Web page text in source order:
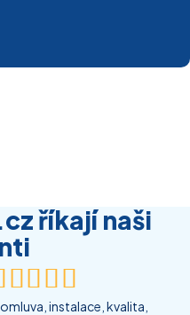
říkají naši

instalace, kvalita,